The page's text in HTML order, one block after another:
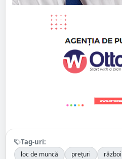
Tag-uri:
loc de muncă prețuri război